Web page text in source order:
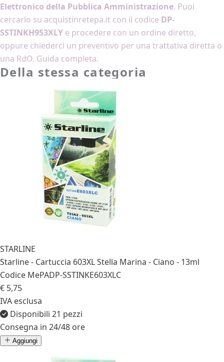
Elettronico della Pubblica Amministrazione. Puoi
cercarlo su acquistinretepa.it con il codice DP-
SSTINKH953XLY e procedere con un ordine diretto,
oppure chiederci un preventivo per una trattativa diretta o
una RdO. Guida completa.
Della stessa categoria
STARLINE
Starline - Cartuccia 603XL Stella Marina - Ciano - 13ml
Codice MePADP-SSTINKE603XLC
€ 5,75
IVA esclusa
Disponibili 21 pezzi
Consegna in 24/48 ore
Aggiungi